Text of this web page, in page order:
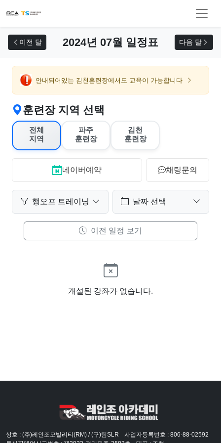
이전 달 2024년 07월 일정표 다음 달
안내되어있는 김천훈련장에서도 교육이 가능합니다
훈련장 지역 선택
전체
지역
파주
훈련장
김천
훈련장
네이버예약 채팅문의
행오프 트레이닝 날짜 선택
이전 일정 보기
개설된 강좌가 없습니다.
상호 : (주)레인조모빌리티(RM) / (구)팀SLR
사업자등록번호 : 806-88-02592